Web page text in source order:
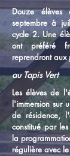
Douze
septembre à
cycle 2. Une
ont préféré
reprendront aux
au Tapis Vert
Les élèves de
l'immersion sur
de résidence, l
constitué par
la
régulière avec